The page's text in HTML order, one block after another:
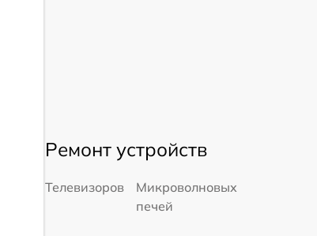
Ремонт устройств
Телевизоров
Микроволновых
печей